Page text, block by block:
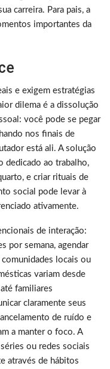
carreira. Para pais, a
importantes da
e exigem estratégias
dilema é a dissolução
você pode se pegar
nos finais de
está ali. A solução
dedicado ao trabalho,
e criar rituais de
social pode levar à
ativamente.
de interação:
por semana, agendar
locais ou
variam desde
familiares
claramente seus
de ruído e
a manter o foco. A
ou redes sociais
através de hábitos